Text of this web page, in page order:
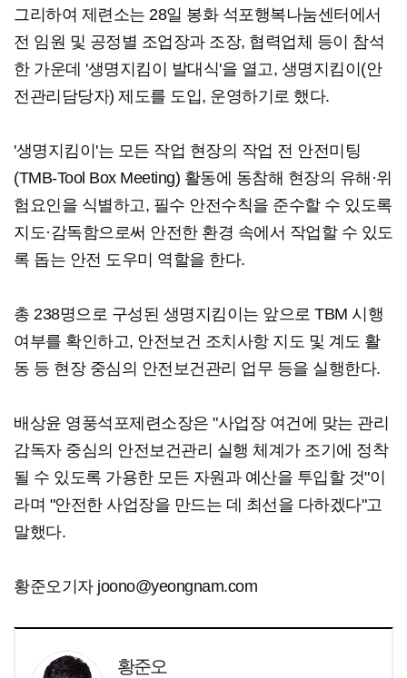
그리하여 제련소는 28일 봉화 석포행복나눔센터에서
전 임원 및 공정별 조업장과 조장, 협력업체 등이 참석
한 가운데 '생명지킴이 발대식'을 열고, 생명지킴이(안
전관리담당자) 제도를 도입, 운영하기로 했다.
'생명지킴이'는 모든 작업 현장의 작업 전 안전미팅
(TMB-Tool Box Meeting) 활동에 동참해 현장의 유해·위
험요인을 식별하고, 필수 안전수칙을 준수할 수 있도록
지도·감독함으로써 안전한 환경 속에서 작업할 수 있도
록 돕는 안전 도우미 역할을 한다.
총 238명으로 구성된 생명지킴이는 앞으로 TBM 시행
여부를 확인하고, 안전보건 조치사항 지도 및 계도 활
동 등 현장 중심의 안전보건관리 업무 등을 실행한다.
배상윤 영풍석포제련소장은 "사업장 여건에 맞는 관리
감독자 중심의 안전보건관리 실행 체계가 조기에 정착
될 수 있도록 가용한 모든 자원과 예산을 투입할 것"이
라며 "안전한 사업장을 만드는 데 최선을 다하겠다"고
말했다.
황준오기자 joono@yeongnam.com
황준오